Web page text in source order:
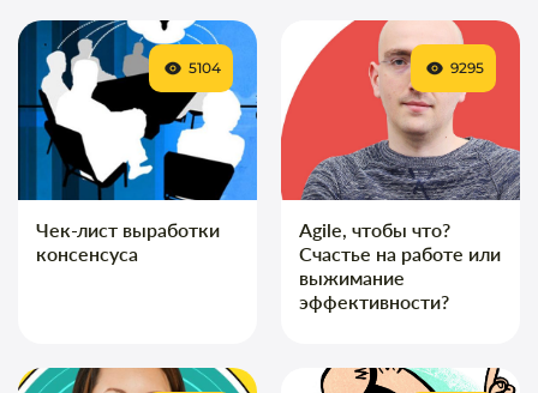
Чек-лист выработки
консенсуса
5104
Agile, чтобы что?
Счастье на работе или
выжимание
эффективности?
9295